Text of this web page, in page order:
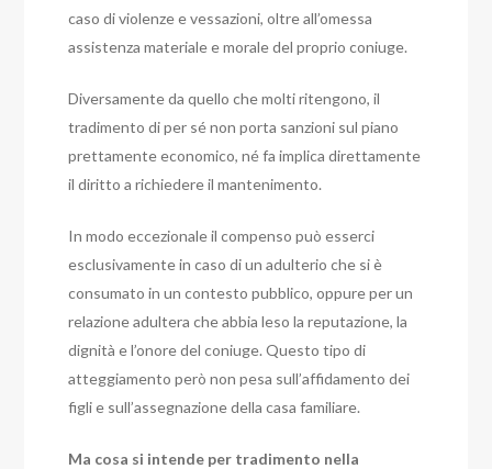
caso di violenze e vessazioni, oltre all’omessa
assistenza materiale e morale del proprio coniuge.
Diversamente da quello che molti ritengono, il
tradimento di per sé non porta sanzioni sul piano
prettamente economico, né fa implica direttamente
il diritto a richiedere il mantenimento.
In modo eccezionale il compenso può esserci
esclusivamente in caso di un adulterio che si è
consumato in un contesto pubblico, oppure per un
relazione adultera che abbia leso la reputazione, la
dignità e l’onore del coniuge. Questo tipo di
atteggiamento però non pesa sull’affidamento dei
figli e sull’assegnazione della casa familiare.
Ma cosa si intende per tradimento nella